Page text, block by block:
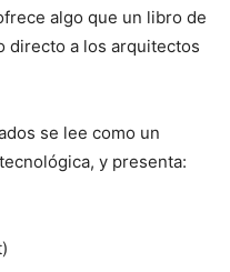
algo que un libro de
directo a los arquitectos
se lee como un
y presenta: